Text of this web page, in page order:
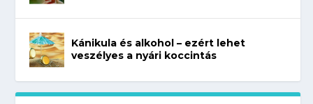
Kánikula és alkohol – ezért lehet
veszélyes a nyári koccintás